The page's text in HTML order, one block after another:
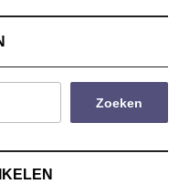
Zoeken